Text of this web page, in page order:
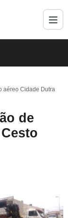
aéreo Cidade Dutra
de